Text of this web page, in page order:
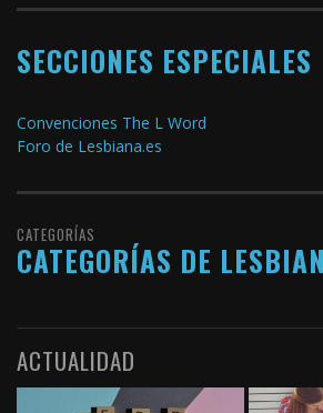
SECCIONES ESPECIALES
Convenciones The L Word
Foro de Lesbiana.es
CATEGORÍAS
CATEGORÍAS DE
ACTUALIDAD